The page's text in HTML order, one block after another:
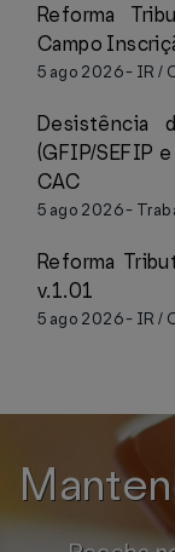
Reforma
Campo
5 ago 2026- IR /
Desistência
(GFIP/SEFIP
CAC
5 ago 2026-
Reforma
v.1.01
5 ago 2026- IR /